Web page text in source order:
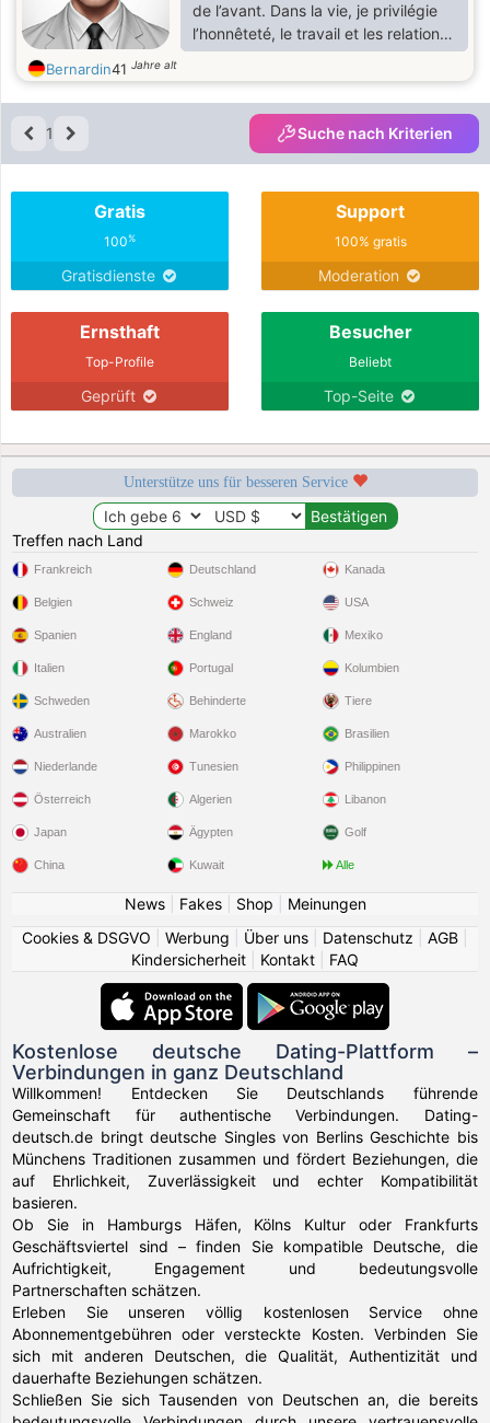
de l’avant. Dans la vie, je privilégie
l’honnêteté, le travail et les relations
basées sur le respect mutuel. Je suis
quelqu’un de calme, réfléchi, mais
aussi ouvert d’esprit et sociable.
Quand je m’engage dans quelque
chose, je le fais avec responsabilité
Bernardin41 Jahre alt
1 Suche nach Kriterien
Gratis
100%
Gratisdienste
Support
100% gratis
Moderation
Ernsthaft
Top-Profile
Geprüft
Besucher
Beliebt
Top-Seite
Unterstütze uns für besseren Service
Treffen nach Land
Frankreich
Belgien
Spanien
Italien
Schweden
Deutschland
Schweiz
England
Portugal
Behinderte
Kanada
USA
Mexiko
Kolumbien
Tiere
Australien
Niederlande
Österreich
Japan
China
Marokko
Tunesien
Algerien
Ägypten
Kuwait
Brasilien
Philippinen
Libanon
Golf
Alle
News| Fakes| Shop
Meinungen
Cookies & DSGVO
Werbung Über uns Datenschutz AGB
Kindersicherheit
Kontakt FAQ
Kostenlose deutsche Dating-Plattform –
Verbindungen in ganz Deutschland
Willkommen! Entdecken Sie Deutschlands führende
Gemeinschaft für authentische Verbindungen. Dating-
deutsch.de bringt deutsche Singles von Berlins Geschichte bis
Münchens Traditionen zusammen und fördert Beziehungen, die
auf Ehrlichkeit, Zuverlässigkeit und echter Kompatibilität
basieren.
Ob Sie in Hamburgs Häfen, Kölns Kultur oder Frankfurts
Geschäftsviertel sind – finden Sie kompatible Deutsche, die
Aufrichtigkeit, Engagement und bedeutungsvolle
Partnerschaften schätzen.
Erleben Sie unseren völlig kostenlosen Service ohne
Abonnementgebühren oder versteckte Kosten. Verbinden Sie
sich mit anderen Deutschen, die Qualität, Authentizität und
dauerhafte Beziehungen schätzen.
Schließen Sie sich Tausenden von Deutschen an, die bereits